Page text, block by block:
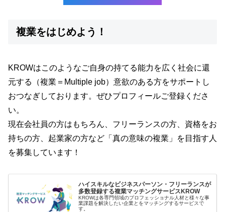
複業をはじめよう！
KROWはこのようなご自身の持てる能力を広く社会に還
元する（複業＝Multiple job）意欲のある方をサポートし
おつなぎしております。ぜひプロフィールご登録くださ
い。
現在会社員の方はもちろん、フリーランスの方、資格をお
持ちの方、起業家の方など「真の意味の複業」を目指す人
を募集しています！
ハイスキルなビジネスパーソン・フリーランスが
多数登録する複業マッチングサービスKROW
KROWは各専門領域のプロフェッショナル人材と様々な事
業課題を解決したい企業とをマッチングするサービスで
す。